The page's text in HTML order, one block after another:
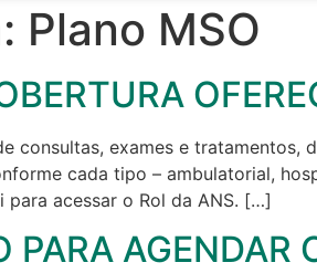
Plano MSO
consultas, exames e tratamentos,
cada tipo – ambulatorial,
para acessar o Rol da ANS. […]
PARA AGENDAR